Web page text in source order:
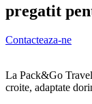
pregatit
Contacteaza-ne
La Pack&Go
croite, adaptate